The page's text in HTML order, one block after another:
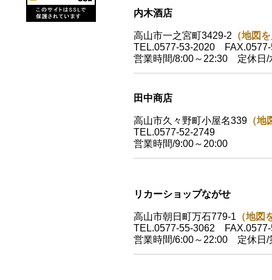
内木酒店
高山市一之宮町3429-2 （地図
TEL.0577-53-2020 FAX.0577-
営業時間/8:00～22:30 定休日/
田中商店
高山市久々野町小屋名339 （
TEL.0577-52-2749
営業時間/9:00～20:00
リカーショップながせ
高山市朝日町万石779-1 （地図
TEL.0577-55-3062 FAX.0577-
営業時間/6:00～22:00 定休日/